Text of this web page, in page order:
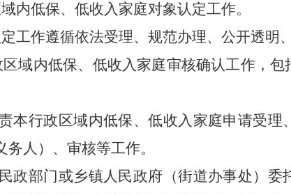
内低保、低收入家庭对象认定工作。
工作遵循依法受理、规范办理、公开透明
域内低保、低收入家庭审核确认工作，
本行政区域内低保、低收入家庭申请受
人）、审核等工作。
政部门或乡镇人民政府（街道办事处）委